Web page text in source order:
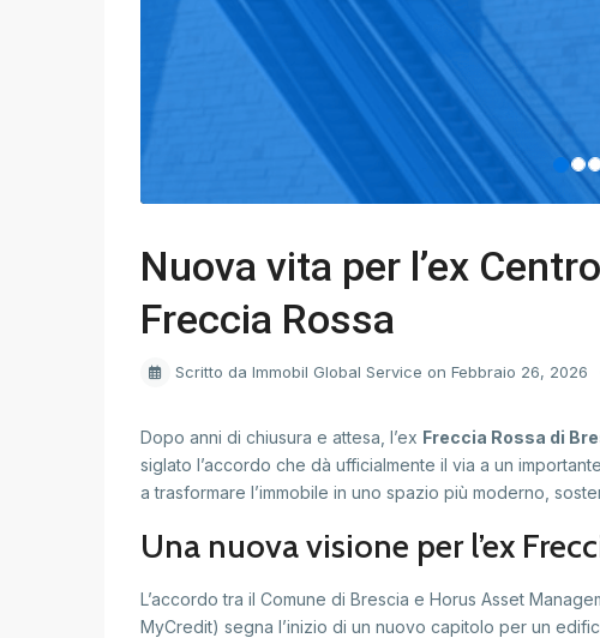
Nuova vita per l’ex
Freccia Rossa
Scritto da Immobil Global Service on Febbraio 26, 2026
Dopo anni di chiusura e attesa, l’ex Freccia Rossa di
siglato l’accordo che dà ufficialmente il via a un
a trasformare l’immobile in uno spazio più moderno,
Una nuova visione per l’ex
L’accordo tra il Comune di Brescia e Horus Asset
MyCredit) segna l’inizio di un nuovo capitolo per un